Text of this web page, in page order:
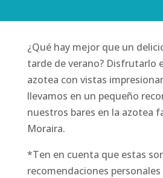
¿Qué hay mejor que un
tarde de verano? Disfrutarlo
azotea con vistas
llevamos en un pequeño
nuestros bares en la azotea
Moraira.
*Ten en cuenta que estas
recomendaciones personales